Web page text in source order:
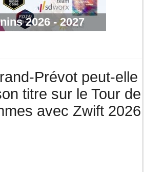
chez les pros : "J'étais déterminé"
2026 - 2027
Prévot peut-elle
titre sur le Tour de
avec Zwift 2026